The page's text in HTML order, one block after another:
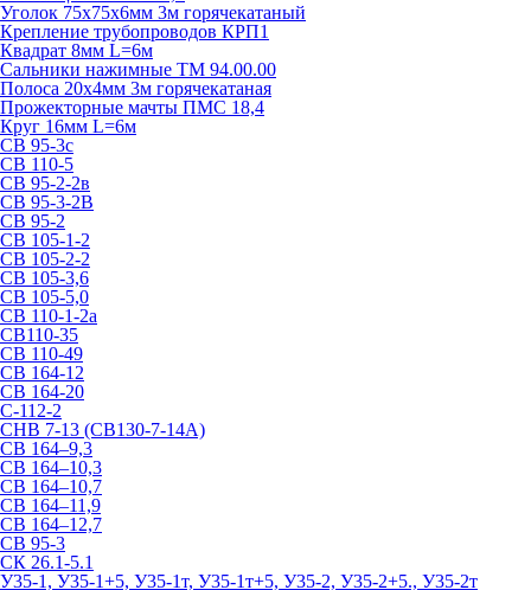
Уголок 75х75х6мм 3м горячекатаный
Крепление трубопроводов КРП1
Квадрат 8мм L=6м
Сальники нажимные ТМ 94.00.00
Полоса 20х4мм 3м горячекатаная
Прожекторные мачты ПМС 18,4
Круг 16мм L=6м
СВ 95-3с
СВ 110-5
СВ 95-2-2в
СВ 95-3-2В
СВ 95-2
СВ 105-1-2
СВ 105-2-2
СВ 105-3,6
СВ 105-5,0
СВ 110-1-2а
СВ110-35
СВ 110-49
СВ 164-12
СВ 164-20
С-112-2
СНВ 7-13 (СВ130-7-14А)
СВ 164–9,3
СВ 164–10,3
СВ 164–10,7
СВ 164–11,9
СВ 164–12,7
СВ 95-3
СК 26.1-5.1
У35-1, У35-1+5, У35-1т, У35-1т+5, У35-2, У35-2+5., У35-2т